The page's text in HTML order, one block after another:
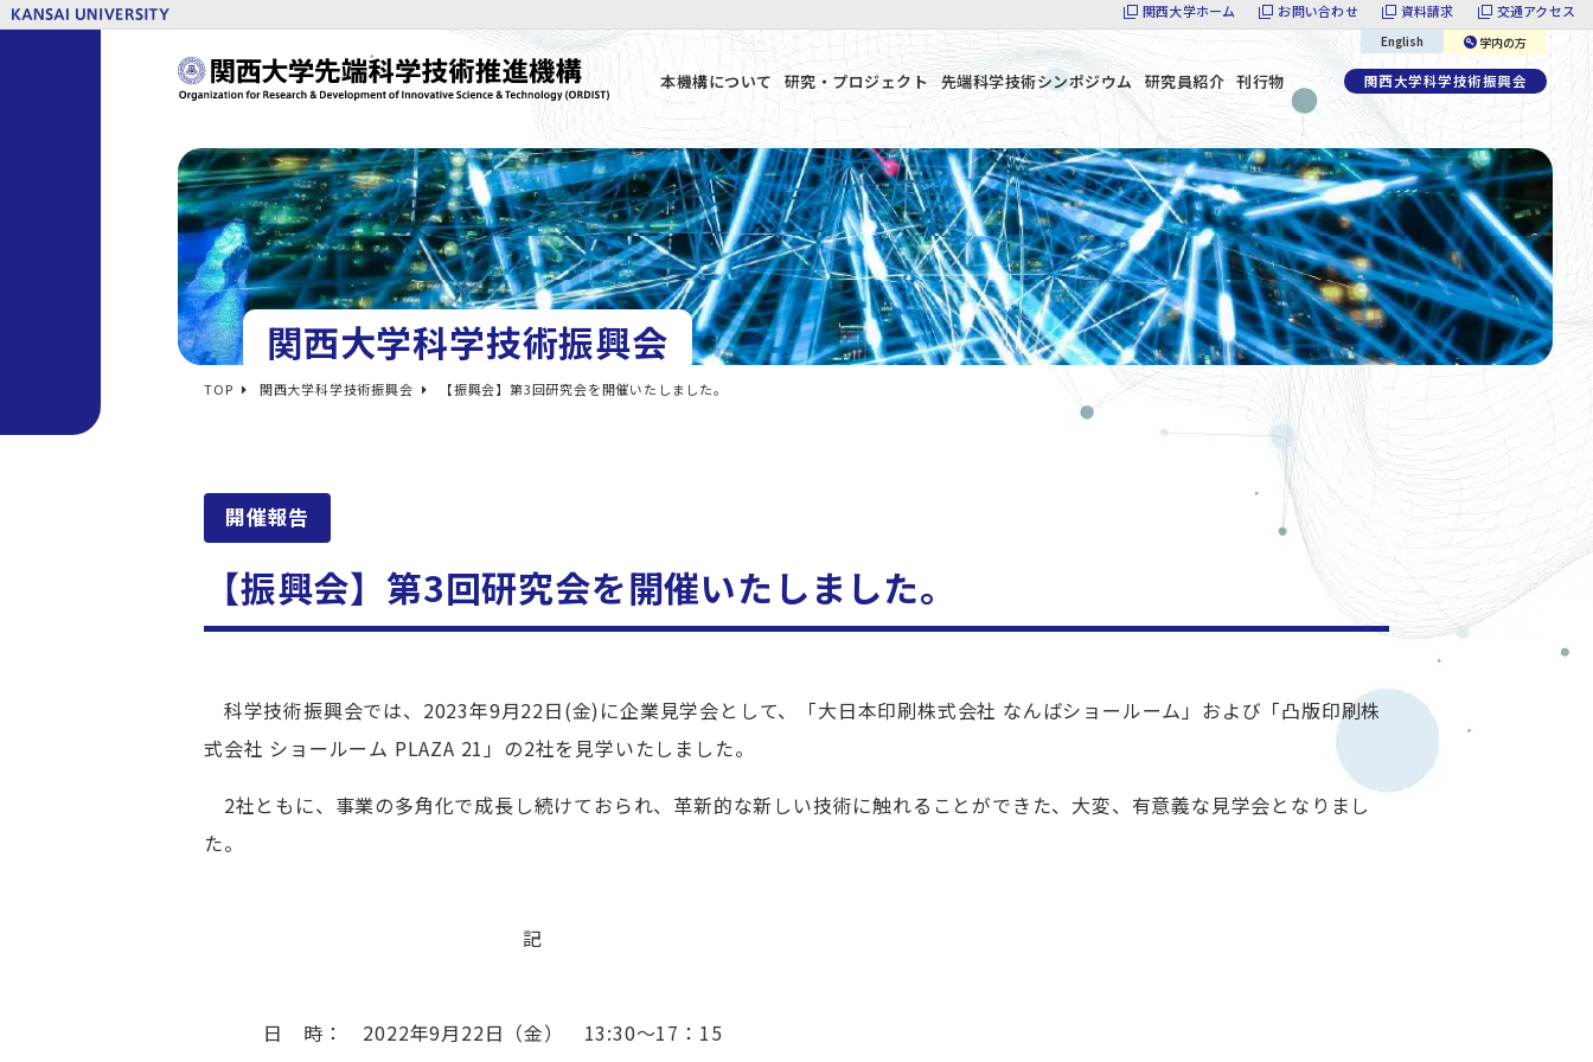
関西大学ホーム お問い合わせ 資料請求 交通アクセス
本機構について 研究・プロジェクト 先端科学技術シンポジウム 研究員紹介 刊行物 関西大学科学技術振興会
English 学内の方
関西大学科学技術振興会
TOP 関西大学科学技術振興会 【振興会】第3回研究会を開催いたしました。
開催報告
【振興会】第3回研究会を開催いたしました。
科学技術振興会では、2023年9月22日(金)に企業見学会として、「大日本印刷株式会社 なんばショールーム」および「凸版印刷株
式会社 ショールーム PLAZA 21 」の2社を見学いたしました。
2社ともに、 事業の多角化で成長し続けておられ、革新的な新しい技術に触れることができた、大変、有意義な見学会となりまし
た。
記
日 時： 2022年9月22日（金） 13:30～17：15